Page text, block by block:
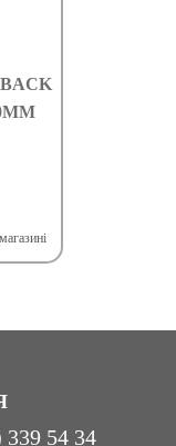
339 54 34